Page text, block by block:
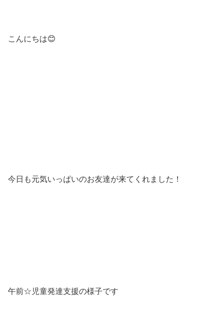
こんにちは😊
今日も元気いっぱいのお友達が来てくれました！
午前☆児童発達支援の様子です